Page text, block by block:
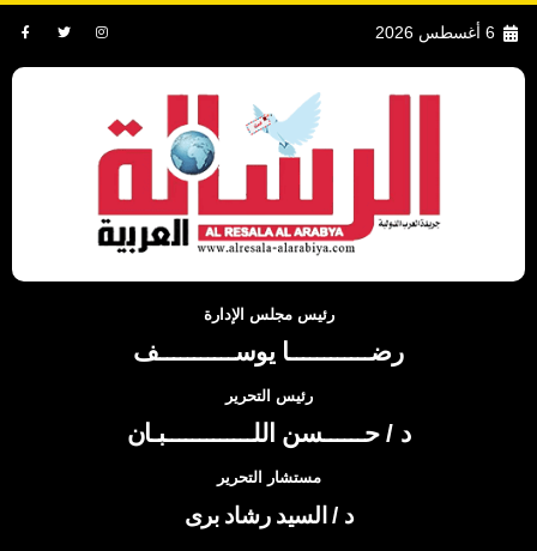
6 أغسطس 2026
رئيس مجلس الإدارة
رضــــــــــــا يوســـــــــــف
رئيس التحرير
د / حــــــسن اللـــــــــــــبـان
مستشار التحرير
د / السيد رشاد برى